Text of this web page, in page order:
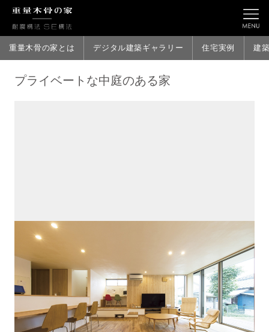
重量木骨の家とは デジタル建築ギャラリー 住宅実例 建
プライベートな中庭のある家